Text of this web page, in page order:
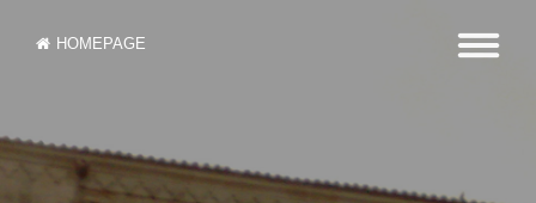
HOMEPAGE